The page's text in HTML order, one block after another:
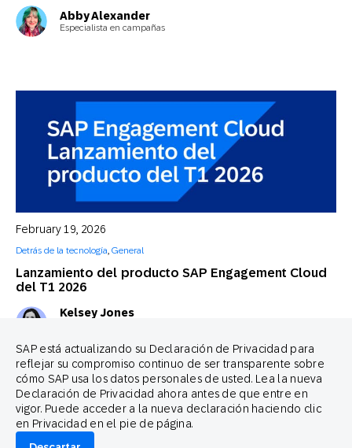
Abby Alexander
Especialista en campañas
Lanzamiento del producto SAP Engagement Cloud
del T1 2026
February 19, 2026
Detrás de la tecnología, General
Kelsey Jones
SAP está actualizando su Declaración de Privacidad para
reflejar su compromiso continuo de ser transparente sobre
cómo SAP usa los datos personales de usted. Lea la nueva
Declaración de Privacidad ahora antes de que entre en
vigor. Puede acceder a la nueva declaración haciendo clic
en Privacidad en el pie de página.